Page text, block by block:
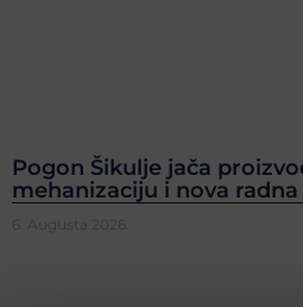
Pogon Šikulje jača
mehanizaciju i nova
6. Augusta 2026.